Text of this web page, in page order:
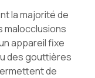
la majorité de
malocclusions
appareil fixe
des gouttières
de